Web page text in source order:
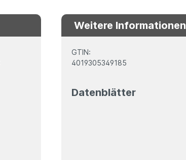
Weitere Informationen
GTIN:
4019305349185
Datenblätter